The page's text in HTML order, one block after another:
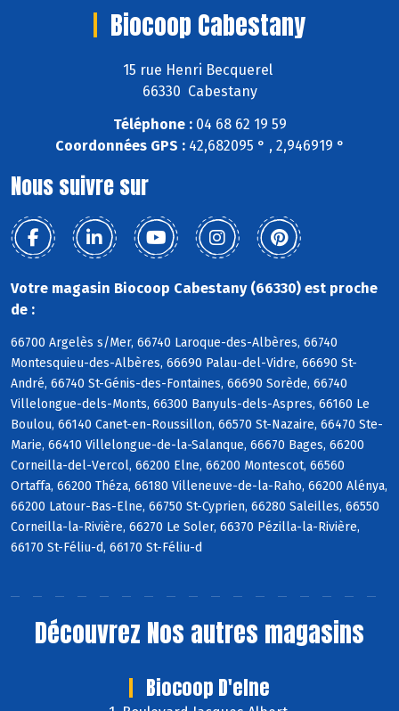
Biocoop Cabestany
15 rue Henri Becquerel
66330 Cabestany
Téléphone :04 68 62 19 59
Coordonnées GPS :42,682095 ° , 2,946919 °
Nous suivre sur
Votre magasin Biocoop Cabestany (66330) est proche
de :
66700 Argelès s/Mer, 66740 Laroque-des-Albères, 66740
Montesquieu-des-Albères, 66690 Palau-del-Vidre, 66690 St-
André, 66740 St-Génis-des-Fontaines, 66690 Sorède, 66740
Villelongue-dels-Monts, 66300 Banyuls-dels-Aspres, 66160 Le
Boulou, 66140 Canet-en-Roussillon, 66570 St-Nazaire, 66470 Ste-
Marie, 66410 Villelongue-de-la-Salanque, 66670 Bages, 66200
Corneilla-del-Vercol, 66200 Elne, 66200 Montescot, 66560
Ortaffa, 66200 Théza, 66180 Villeneuve-de-la-Raho, 66200 Alénya,
66200 Latour-Bas-Elne, 66750 St-Cyprien, 66280 Saleilles, 66550
Corneilla-la-Rivière, 66270 Le Soler, 66370 Pézilla-la-Rivière,
66170 St-Féliu-d, 66170 St-Féliu-d
Découvrez Nos autres magasins
Biocoop D'elne